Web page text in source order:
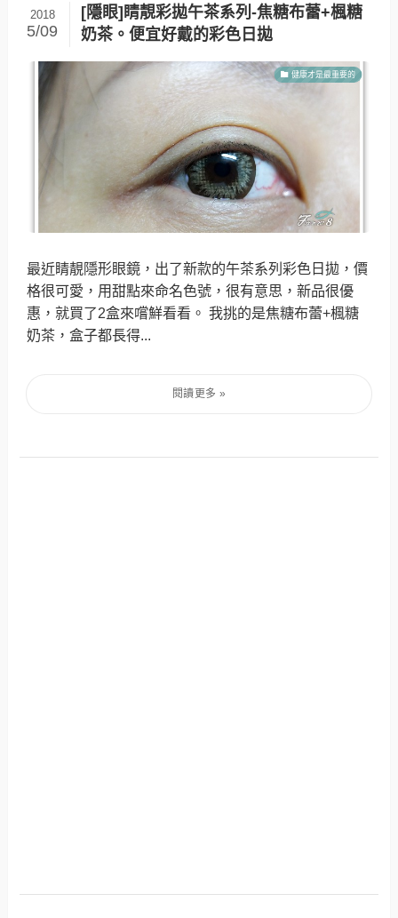
[隱眼]睛靚彩拋午茶系列-焦糖布蕾+楓糖
奶茶。便宜好戴的彩色日拋
2018
5/09
健康才是最重要的
最近睛靚隱形眼鏡，出了新款的午茶系列彩色日拋，價
格很可愛，用甜點來命名色號，很有意思，新品很優
惠，就買了2盒來嚐鮮看看。 我挑的是焦糖布蕾+楓糖
奶茶，盒子都長得...